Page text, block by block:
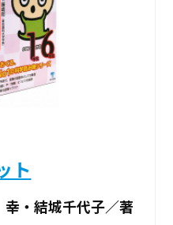
ト
結城千代子／著